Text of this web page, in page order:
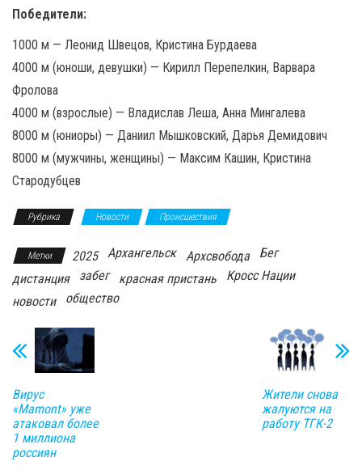
Победители:
1000 м — Леонид Швецов, Кристина Бурдаева
4000 м (юноши, девушки) — Кирилл Перепелкин, Варвара
Фролова
4000 м (взрослые) — Владислав Леша, Анна Мингалева
8000 м (юниоры) — Даниил Мышковский, Дарья Демидович
8000 м (мужчины, женщины) — Максим Кашин, Кристина
Стародубцев
Рубрика Новости Происшествия
Метки 2025 Архангельск Архсвобода
Бег
дистанция
забег красная пристань
Кросс Нации
новости
общество
Вирус
«Mamont» уже
атаковал более
1 миллиона
россиян
Жители снова
жалуются на
работу ТГК-2